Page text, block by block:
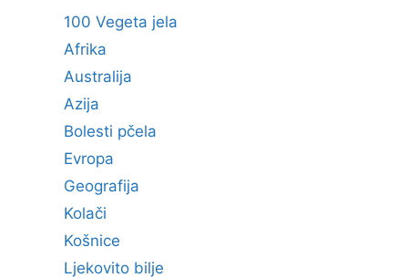
100 Vegeta jela
Afrika
Australija
Azija
Bolesti pčela
Evropa
Geografija
Kolači
Košnice
Ljekovito bilje